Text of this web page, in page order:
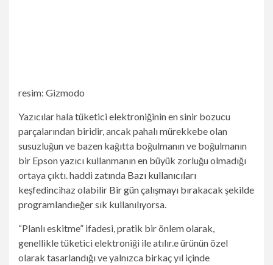
resim: Gizmodo
Yazıcılar hala tüketici elektroniğinin en sinir bozucu
parçalarından biridir, ancak pahalı mürekkebe olan
susuzluğun ve bazen kağıtta boğulmanın ve boğulmanın
bir Epson yazıcı kullanmanın en büyük zorluğu olmadığı
ortaya çıktı. haddi zatında Bazı kullanıcıları
keşfedincihaz olabilir Bir gün çalışmayı bırakacak şekilde
programlandıeğer sık ​​kullanılıyorsa.
“Planlı eskitme” ifadesi, pratik bir önlem olarak,
genellikle tüketici elektroniği ile atılır.e ürünün özel
olarak tasarlandığı ve yalnızca birkaç yıl içinde